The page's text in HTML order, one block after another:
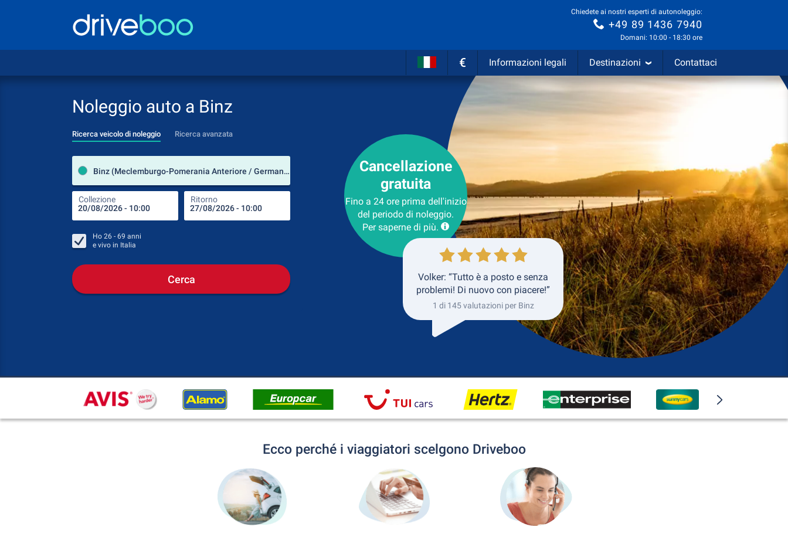
Chiedete ai nostri esperti di autonoleggio:
+49 89 1436 7940
Domani: 10:00 - 18:30 ore
€ Informazioni legali Destinazioni Contattaci
Noleggio auto a Binz
Ricerca veicolo di noleggio Ricerca avanzata
Binz (Meclemburgo-Pomerania Anteriore / Germania)
Collezione Ritorno
Luogo del noleggio
Luogo di ritorno
Ritorno
Ho 26 - 69 anni
e vivo in Italia
Cerca
Cancellazione
gratuita
Fino a 24 ore prima dell'inizio
del periodo di noleggio.
Per saperne di più.
Volker: “Tutto è a posto e senza
problemi! Di nuovo con piacere!”
1 di 145 valutazioni per Binz
Ecco perché i viaggiatori scelgono Driveboo